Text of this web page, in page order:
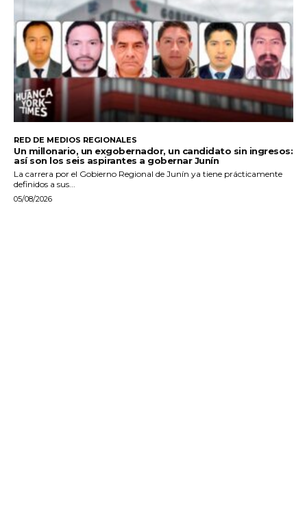
RED DE MEDIOS REGIONALES
Un millonario, un exgobernador, un candidato sin ingresos:
así son los seis aspirantes a gobernar Junín
La carrera por el Gobierno Regional de Junín ya tiene prácticamente
definidos a sus...
05/08/2026